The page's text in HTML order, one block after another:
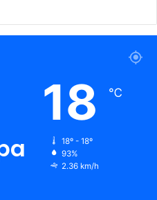
18 ℃
18º - 18º
93%
2.36 km/h